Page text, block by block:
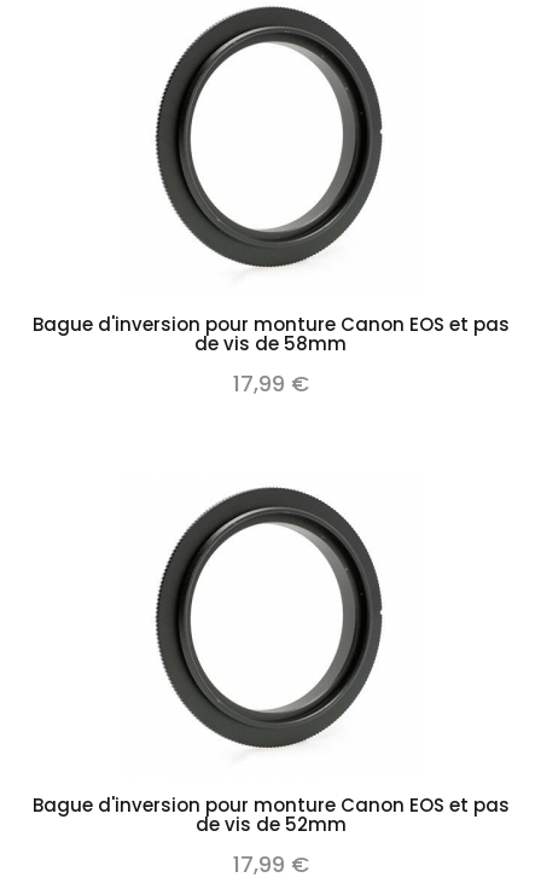
Bague d'inversion pour monture Canon EOS et pas
de vis de 58mm
17,99 €
Bague d'inversion pour monture Canon EOS et pas
de vis de 52mm
17,99 €